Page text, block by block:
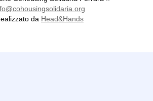
Replica Patek Philippe Complications
Nautilus Replica Replica Watches
Vinyl Wraps Grey Vinyl Wrap
da Head&Hands